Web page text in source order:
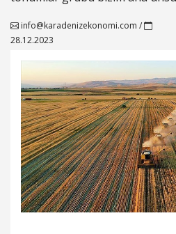
info@karadenizekonomi.com /
28.12.2023